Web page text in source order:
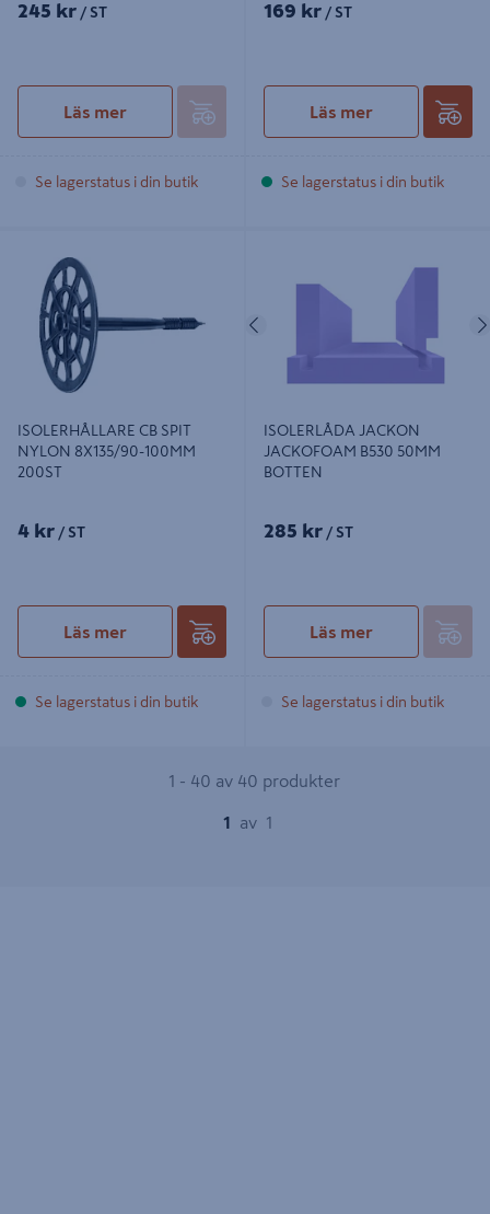
245 kr / ST
Läs mer
Se lagerstatus i din butik
169 kr / ST
Läs mer
Se lagerstatus i din butik
8X135/90-100MM 200ST
ISOLERHÅLLARE CB SPIT
NYLON 8X135/90-100MM
200ST
4 kr / ST
Läs mer
Se lagerstatus i din butik
ISOLERLÅDA JACKON
JACKOFOAM B530 50MM
BOTTEN
285 kr / ST
Läs mer
Se lagerstatus i din butik
1 - 40 av 40 produkter
1 av 1